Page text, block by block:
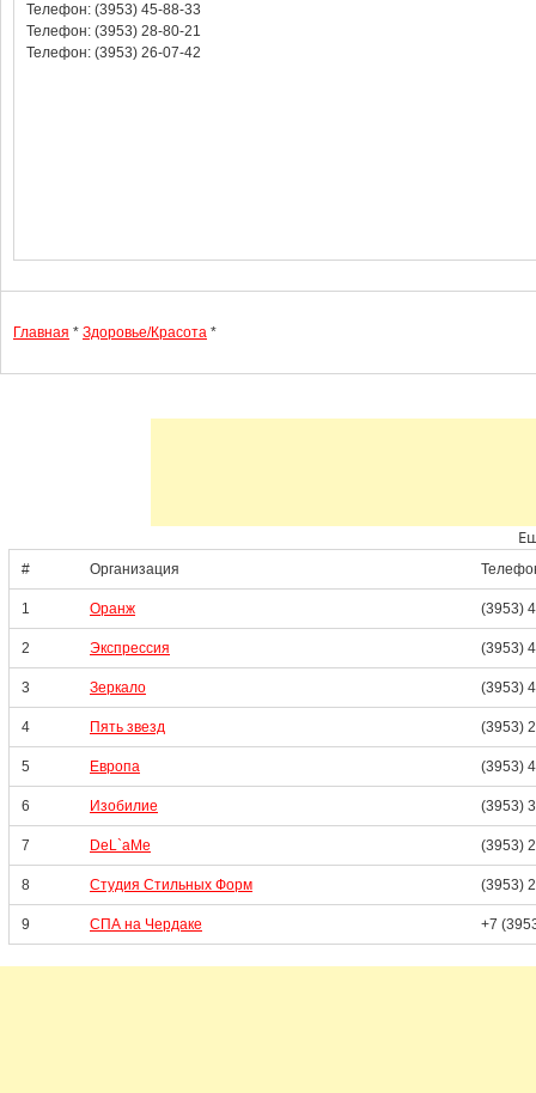
Телефон: (3953) 45-88-33
Телефон: (3953) 28-80-21
Телефон: (3953) 26-07-42
Главная * Здоровье/Красота *
# Организация
1 Оранж (3953)
2 Экспрессия (3953)
3 Зеркало (3953)
4 Пять звезд (3953)
5 Европа (3953)
6 Изобилие (3953)
7 DeL`aMe (3953)
8 Студия Стильных Форм (3953)
9 СПА на Чердаке +7